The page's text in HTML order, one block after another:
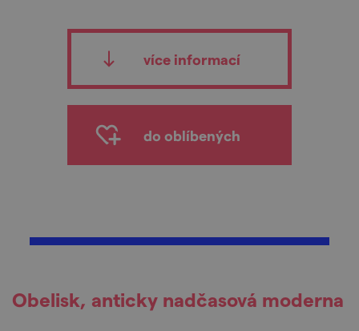
více informací
do oblíbených
Obelisk, anticky nadčasová moderna